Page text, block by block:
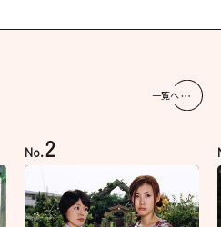
一覧へ
No.2